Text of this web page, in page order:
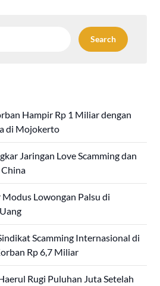
Hampir Rp 1 Miliar dengan
di Mojokerto
Jaringan Love Scamming dan
Lowongan Palsu di
Scamming Internasional di
Rp 6,7 Miliar
Rugi Puluhan Juta Setelah